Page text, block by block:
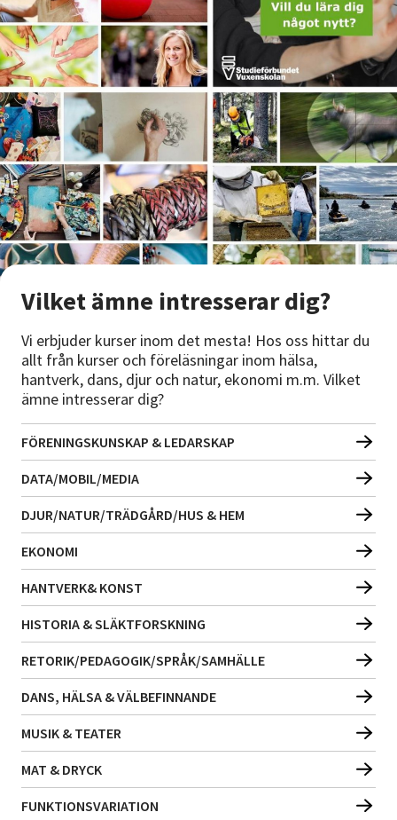
Vilket ämne intresserar dig?
Vi erbjuder kurser inom det mesta! Hos oss hittar du
allt från kurser och föreläsningar inom hälsa,
hantverk, dans, djur och natur, ekonomi m.m. Vilket
ämne intresserar dig?
FÖRENINGSKUNSKAP & LEDARSKAP
DATA/MOBIL/MEDIA
DJUR/NATUR/TRÄDGÅRD/HUS & HEM
EKONOMI
HANTVERK& KONST
HISTORIA & SLÄKTFORSKNING
RETORIK/PEDAGOGIK/SPRÅK/SAMHÄLLE
DANS, HÄLSA & VÄLBEFINNANDE
MUSIK & TEATER
MAT & DRYCK
FUNKTIONSVARIATION